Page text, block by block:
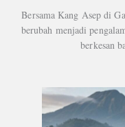
Bersama Kang Asep di
berubah menjadi
berkesan